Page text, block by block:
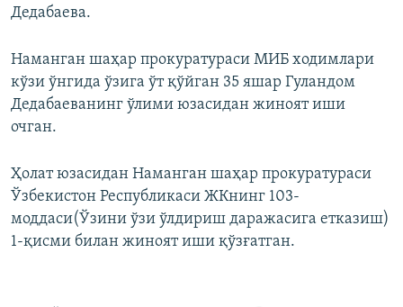
Дедабаева.
Наманган шаҳар прокуратураси МИБ ходимлари
кўзи ўнгида ўзига ўт қўйган 35 яшар Гуландом
Дедабаеванинг ўлими юзасидан жиноят иши
очган.
Ҳолат юзасидан Наманган шаҳар прокуратураси
Ўзбекистон Республикаси ЖКнинг 103-
моддаси(Ўзини ўзи ўлдириш даражасига етказиш)
1-қисми билан жиноят иши қўзғатган.